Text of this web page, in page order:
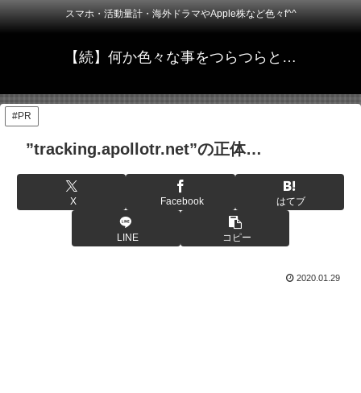
スマホ・活動量計・海外ドラマやApple株など色々f^^
【続】何か色々な事をつらつらと…
#PR
”tracking.apollotr.net”の正体…
X Facebook はてブ
LINE コピー
2020.01.29